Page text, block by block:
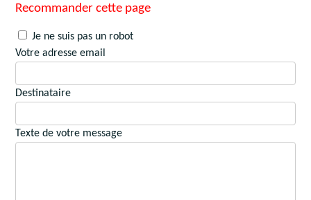
Recommander cette page
Je ne suis pas un robot
Votre adresse email
Destinataire
Texte de votre message